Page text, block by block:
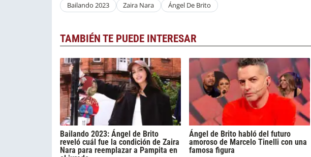
Bailando 2023 Zaira Nara Ángel De Brito
TAMBIÉN TE PUEDE INTERESAR
Bailando 2023: Ángel de Brito
reveló cuál fue la condición de Zaira
Nara para reemplazar a Pampita en
Ángel de Brito habló del futuro
amoroso de Marcelo Tinelli con una
famosa figura